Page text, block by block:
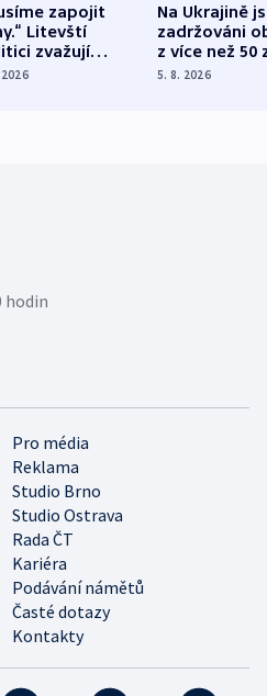
zapojit
Litevští
zvažují
o
Na Ukrajině
zadržováni
z více než 50
Bojovali na
5. 8. 2026
Pro média
Reklama
Studio Brno
Studio Ostrava
Rada ČT
Kariéra
Podávání námětů
Časté dotazy
Kontakty
hodin